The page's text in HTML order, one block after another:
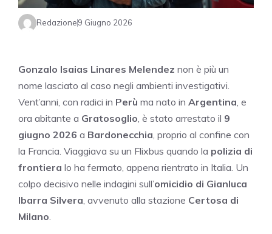
Redazione9 Giugno 2026
Gonzalo Isaias Linares Melendez non è più un
nome lasciato al caso negli ambienti investigativi.
Vent’anni, con radici in Perù ma nato in Argentina , e
ora abitante a Gratosoglio , è stato arrestato il 9
giugno 2026 a Bardonecchia , proprio al confine con
la Francia. Viaggiava su un Flixbus quando la polizia di
frontiera lo ha fermato, appena rientrato in Italia. Un
colpo decisivo nelle indagini sull’omicidio di Gianluca
Ibarra Silvera , avvenuto alla stazione Certosa di
Milano